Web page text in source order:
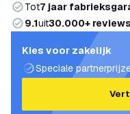
Tot7 jaar
9.1uit30.000+ reviews
Kies voor zakelijk
Speciale